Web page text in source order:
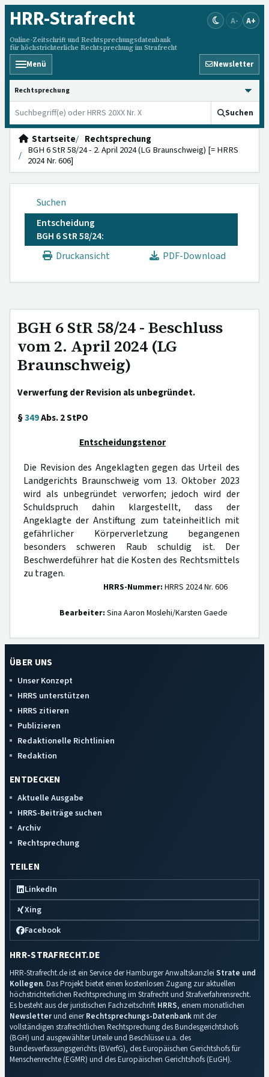
HRR-Strafrecht
Online-Zeitschrift und Rechtsprechungsdatenbank
für höchstrichterliche Rechtsprechung im Strafrecht
A- A+
Menü Newsletter
HRRS durchsuchen
Suchen
Startseite
Rechtsprechung
BGH 6 StR 58/24 - 2. April 2024 (LG Braunschweig) [= HRRS
2024 Nr. 606]
Suchen
Entscheidung
BGH 6 StR 58/24:
Druckansicht
PDF-Download
BGH 6 StR 58/24 - Beschluss
vom 2. April 2024 (LG
Braunschweig)
Verwerfung der Revision als unbegründet.
§349Abs. 2 StPO
Entscheidungstenor
Die Revision des Angeklagten gegen das Urteil des
Landgerichts Braunschweig vom 13. Oktober 2023
wird als unbegründet verworfen; jedoch wird der
Schuldspruch dahin klargestellt, dass der
Angeklagte der Anstiftung zum tateinheitlich mit
gefährlicher Körperverletzung begangenen
besonders schweren Raub schuldig ist. Der
Beschwerdeführer hat die Kosten des Rechtsmittels
zu tragen.
HRRS-Nummer: HRRS 2024 Nr. 606
Bearbeiter: Sina Aaron Moslehi/Karsten Gaede
ÜBER UNS
Unser Konzept
HRRS unterstützen
HRRS zitieren
Publizieren
Redaktionelle Richtlinien
Redaktion
ENTDECKEN
Aktuelle Ausgabe
HRRS-Beiträge suchen
Archiv
Rechtsprechung
TEILEN
LinkedIn
Xing
Facebook
HRR-STRAFRECHT.DE
HRR-Strafrecht.de ist ein Service der Hamburger Anwaltskanzlei Strate und
Kollegen. Das Projekt bietet einen kostenlosen Zugang zur aktuellen
höchstrichterlichen Rechtsprechung im Strafrecht und Strafverfahrensrecht.
Es besteht aus der juristischen Fachzeitschrift HRRS, einem monatlichen
Newsletterund einerRechtsprechungs-Datenbankmit der
vollständigen strafrechtlichen Rechtsprechung des Bundesgerichtshofs
(BGH) und ausgewählter Urteile und Beschlüsse u.a. des
Bundesverfassungsgerichts (BVerfG), des Europäischen Gerichtshofs für
Menschenrechte (EGMR) und des Europäischen Gerichtshofs (EuGH).